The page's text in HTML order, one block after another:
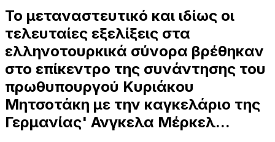
Το μεταναστευτικό και ιδίως οι
τελευταίες εξελίξεις στα
ελληνοτουρκικά σύνορα βρέθηκαν
στο επίκεντρο της συνάντησης του
πρωθυπουργού Κυριάκου
Μητσοτάκη με την καγκελάριο της
Γερμανίας' Ανγκελα Μέρκελ...